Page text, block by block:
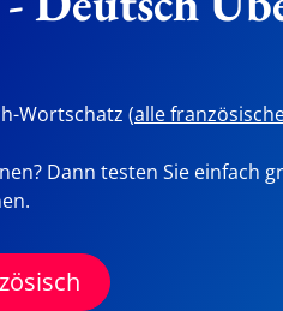
Wortschatz (alle
Dann testen Sie einfach